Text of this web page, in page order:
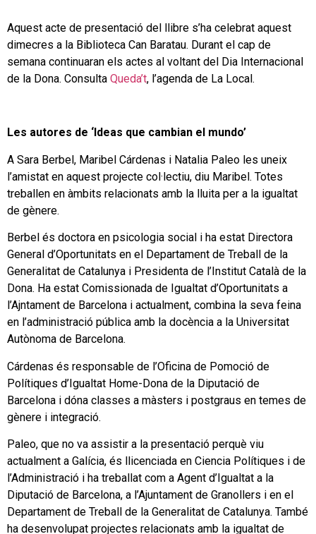
Aquest acte de presentació del llibre s’ha celebrat aquest
dimecres a la Biblioteca Can Baratau. Durant el cap de
semana continuaran els actes al voltant del Dia Internacional
de la Dona. Consulta Queda’t, l’agenda de La Local.
Les autores de ‘Ideas que cambian el mundo’
A Sara Berbel, Maribel Cárdenas i Natalia Paleo les uneix
l’amistat en aquest projecte col·lectiu, diu Maribel. Totes
treballen en àmbits relacionats amb la lluita per a la igualtat
de gènere.
Berbel és doctora en psicologia social i ha estat Directora
General d’Oportunitats en el Departament de Treball de la
Generalitat de Catalunya i Presidenta de l’Institut Català de la
Dona. Ha estat Comissionada de Igualtat d’Oportunitats a
l’Ajntament de Barcelona i actualment, combina la seva feina
en l’administració pública amb la docència a la Universitat
Autònoma de Barcelona.
Cárdenas és responsable de l’Oficina de Pomoció de
Polítiques d’Igualtat Home-Dona de la Diputació de
Barcelona i dóna classes a màsters i postgraus en temes de
gènere i integració.
Paleo, que no va assistir a la presentació perquè viu
actualment a Galícia, és llicenciada en Ciencia Polítiques i de
l’Administració i ha treballat com a Agent d’Igualtat a la
Diputació de Barcelona, a l’Ajuntament de Granollers i en el
Departament de Treball de la Generalitat de Catalunya. També
ha desenvolupat projectes relacionats amb la igualtat de